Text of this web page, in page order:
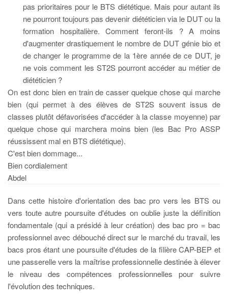
pas prioritaires pour le BTS diététique. Mais pour autant ils
ne pourront toujours pas devenir diététicien via le DUT ou la
formation hospitalière. Comment feront-ils ? A moins
d'augmenter drastiquement le nombre de DUT génie bio et
de changer le programme de la 1ère année de ce DUT, je
ne vois comment les ST2S pourront accéder au métier de
diététicien ?
On est donc bien en train de casser quelque chose qui marche
bien (qui permet à des élèves de ST2S souvent issus de
classes plutôt défavorisées d'accéder à la classe moyenne) par
quelque chose qui marchera moins bien (les Bac Pro ASSP
réussissent mal en BTS diététique).
C'est bien dommage...
Bien cordialement
Abdel
Dans cette histoire d'orientation des bac pro vers les BTS ou
vers toute autre poursuite d'études on oublie juste la définition
fondamentale (qui a présidé à leur création) des bac pro = bac
professionnel avec débouché direct sur le marché du travail, les
bacs pros étant une poursuite d'études de la filière CAP-BEP et
une passerelle vers la maîtrise professionnelle destinée à élever
le niveau des compétences professionnelles pour suivre
l'évolution des techniques.